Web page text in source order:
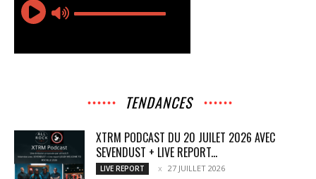
TENDANCES
XTRM PODCAST DU 20 JUILET 2026 AVEC
SEVENDUST + LIVE REPORT...
LIVE REPORT 27 JUILLET 2026